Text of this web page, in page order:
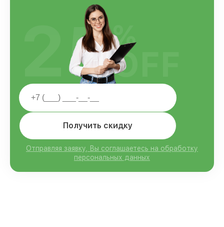
Получить скидку
Отправляя заявку, Вы соглашаетесь на обработку
персональных данных
25%
OFF